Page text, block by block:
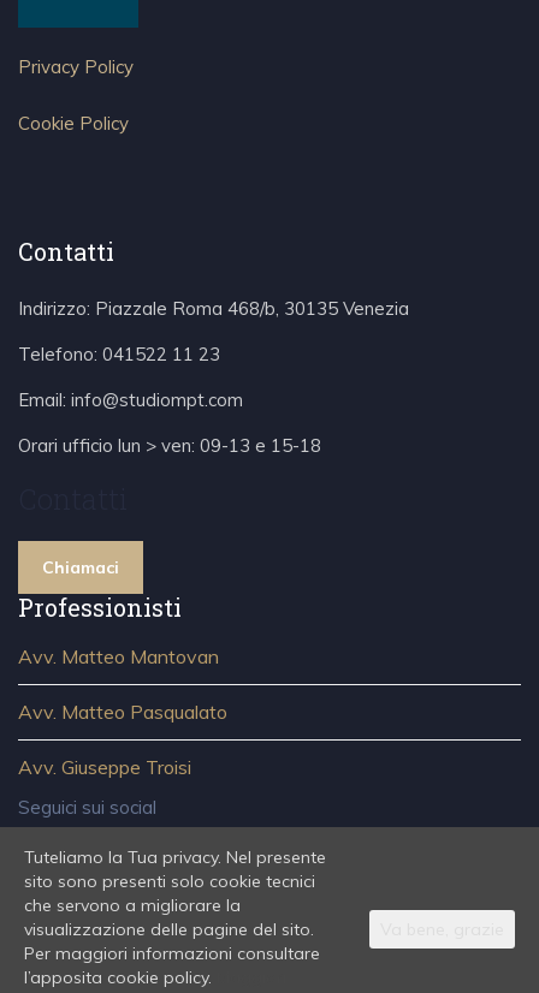
Privacy Policy
Cookie Policy
Contatti
Indirizzo: Piazzale Roma 468/b, 30135 Venezia
Telefono: 041522 11 23
Email: info@studiompt.com
Orari ufficio lun > ven: 09-13 e 15-18
Chiamaci
Professionisti
Avv. Matteo Mantovan
Avv. Matteo Pasqualato
Avv. Giuseppe Troisi
Seguici sui social
Studio Legale MPT - Piazzale Roma 468/b, 30135 Venezia -
Tuteliamo la Tua privacy. Nel presente
sito sono presenti solo cookie tecnici
che servono a migliorare la
visualizzazione delle pagine del sito.
Per maggiori informazioni consultare
l’apposita cookie policy.